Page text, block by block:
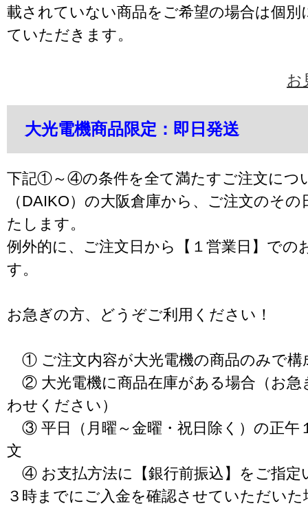
載されていない商品をご希望の場合は個別
ていただきます。
お
大光電機商品限定：即日発送
下記①～④の条件を全て満たすご注文につ
（DAIKO）の大阪倉庫から、ご注文のそ
たします。
例外的に、ご注文日から【１営業日】での
す。
お急ぎの方、どうぞご利用ください！
① ご注文内容が大光電機の商品のみで構
② 大光電機に商品在庫がある場合（お急
わせください）
③ 平日（月曜～金曜・祝日除く）の正午
文
④ お支払方法に【銀行前振込】をご指定
３時までにご入金を確認させていただいた